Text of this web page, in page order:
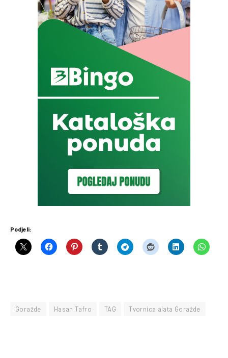
Podjeli:
Goražde Hasan Tafro TAG Tvornica alata Goražde